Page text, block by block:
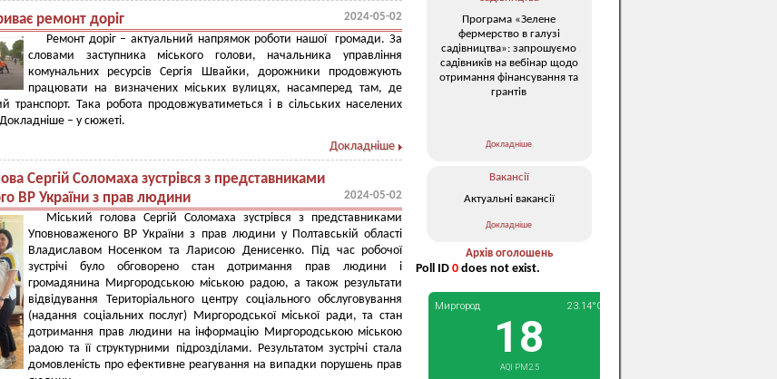
ремонт доріг 2024-05-02
Ремонт доріг – актуальний напрямок роботи нашої громади. За
словами заступника міського голови, начальника управління
комунальних ресурсів Сергія Швайки, дорожники продовжують
працювати на визначених міських вулицях, насамперед там, де
транспорт. Така робота продовжуватиметься і в сільських населених
– у сюжеті.
Докладніше
Сергій Соломаха зустрівся з представниками
ВР України з прав людини
2024-05-02
Міський голова Сергій Соломаха зустрівся з представниками
Уповноваженого ВР України з прав людини у Полтавській області
Владиславом Носенком та Ларисою Денисенко. Під час робочої
зустрічі було обговорено стан дотримання прав людини і
громадянина Миргородською міською радою, а також результати
відвідування Територіального центру соціального обслуговування
(надання соціальних послуг) Миргородської міської ради, та стан
дотримання прав людини на інформацію Миргородською міською
радою та її структурними підрозділами. Результатом зустрічі стала
домовленість про ефективне реагування на випадки порушень прав
Програма «Зелене
фермерство в галузі
садівництва»: запрошуємо
садівників на вебінар щодо
отримання фінансування та
грантів
Докладніше
Вакансії
Актуальні вакансії
Докладніше
Архів оголошень
Poll ID 0 does not exist.